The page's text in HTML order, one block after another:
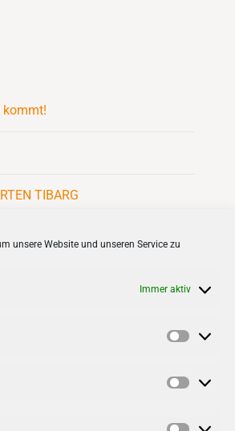
unsere Website und unseren Service zu
Immer aktiv
kommt!
TIBARG